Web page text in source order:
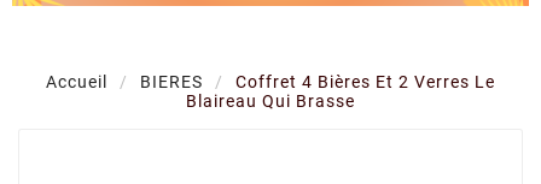
Accueil BIERES
Coffret 4 Bières Et 2 Verres Le
Blaireau Qui Brasse